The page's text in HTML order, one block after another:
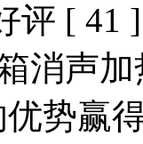
评 [ 41 ]
消声
优势赢